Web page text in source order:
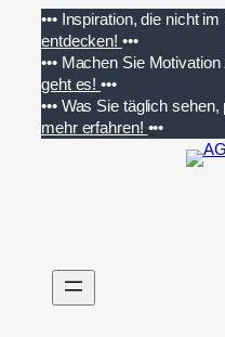
Inhalt
springen
••• Inspiration, die nicht
entdecken! •••
••• Machen Sie
geht es!•••
••• Was Sie täglich
mehr erfahren! •••